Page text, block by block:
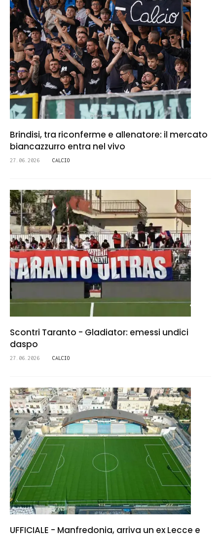
Brindisi, tra riconferme e allenatore: il mercato
biancazzurro entra nel vivo
27.06.2026 CALCIO
Scontri Taranto - Gladiator: emessi undici
daspo
27.06.2026 CALCIO
UFFICIALE - Manfredonia, arriva un ex Lecce e